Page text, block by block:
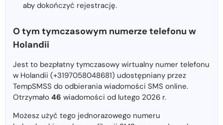
aby dokończyć rejestrację.
O tym tymczasowym numerze telefonu w
Holandii
Jest to bezpłatny tymczasowy wirtualny numer telefonu
w Holandii (+3197058048681) udostępniany przez
TempSMSS do odbierania wiadomości SMS online.
Otrzymało 46 wiadomości od lutego 2026 r.
Możesz użyć tego jednorazowego numeru